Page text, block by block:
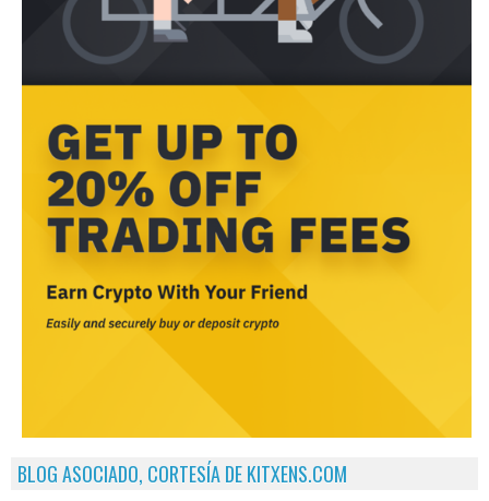
BLOG ASOCIADO, CORTESÍA DE KITXENS.COM